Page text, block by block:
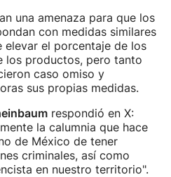
una amenaza para que los
con medidas similares
elevar el porcentaje de los
los productos, pero tanto
caso omiso y
sus propias medidas.
respondió en X:
la calumnia que hace
de México de tener
criminales, así como
en nuestro territorio".